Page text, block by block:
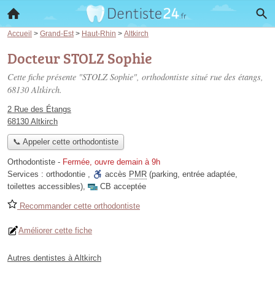
Accueil > Grand-Est > Haut-Rhin > Altkirch
Docteur STOLZ Sophie
Cette fiche présente "STOLZ Sophie", orthodontiste situé rue des étangs,
68130 Altkirch.
2 Rue des Étangs
68130 Altkirch
📞 Appeler cette orthodontiste
Orthodontiste - Fermée, ouvre demain à 9h
Services : orthodontie , accès PMR (parking, entrée adaptée,
toilettes accessibles), CB acceptée
Recommander cette orthodontiste
Améliorer cette fiche
Autres dentistes à Altkirch